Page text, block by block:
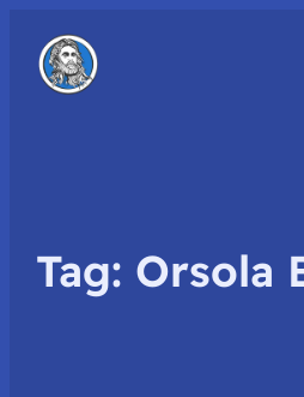
Tag: Orsola